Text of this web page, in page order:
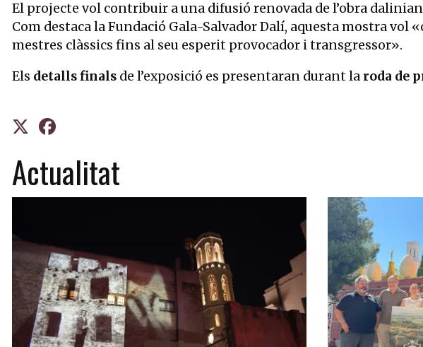
El projecte vol contribuir a una difusió renovada de l’obra
Com destaca la Fundació Gala-Salvador Dalí, aquesta mostra vol
mestres clàssics fins al seu esperit provocador i transgressor».
Els detalls finals de l’exposició es presentaran durant la roda de
Actualitat